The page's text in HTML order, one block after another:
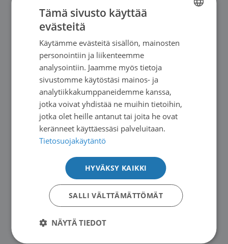
täällä yksi, jolla näyttäisi olevan aika selkeästi
Cowdeniin sopivaa papulaa suun limakalvoilla
Tällä hetkellä myös paljon tutkimuksia menossa,
koska kasvainmerkkiaine CA12-5 koholla.
Esillä 2 viestiä, 21 - 22 (kaikkiaan 22)
Sinun täytyy olla kirjautunut vastataksesi tähän viestiketjuun.
Käyttäjänimi
Salasana
SWEDISH
Tämä sivusto käyttää
evästeitä
Käytämme evästeitä sisällön, mainosten
personointiin ja liikenteemme
analysointiin. Jaamme myös tietoja
sivustomme käytöstäsi mainos- ja
analytiikkakumppaneidemme kanssa,
jotka voivat yhdistää ne muihin tietoihin,
jotka olet heille antanut tai joita he ovat
keränneet käyttäessäsi palveluitaan.
Tietosuojakäytäntö
HYVÄKSY KAIKKI
SALLI VÄLTTÄMÄTTÖMÄT
NÄYTÄ TIEDOT